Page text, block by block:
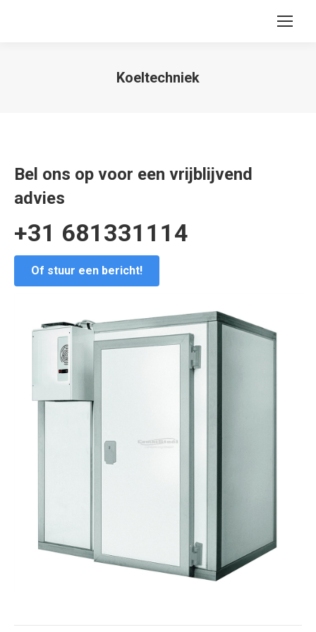
Koeltechniek
Bel ons op voor een vrijblijvend
advies
+31 681331114
Of stuur een bericht!